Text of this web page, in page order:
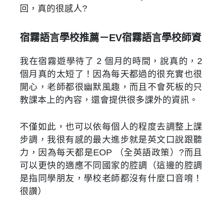
回，真的很感人?
宿霧語言學校推薦－EV宿霧語言學校師資
我在宿霧遊學待了 2 個月的時間，說真的，2
個月真的太短了！因為每天都過的很充實也很
開心，老師都很幽默風趣，而且不會死板的只
教課本上的內容，還會提供很多課外的資訊。
不僅如此，也可以依每個人的程度去調整上課
步調，我很有感的最大進步就是英文口說跟聽
力，因為每天都是EOP （全英語政策）?而且
可以更快的適應不同國家的腔調（這邊的腔調
是指同學朋友，學校老師都沒有什麼口音唷！
很讚）